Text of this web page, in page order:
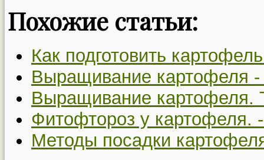
Похожие статьи:
Как подготовить
Выращивание картофеля
Выращивание картофеля.
Фитофтороз у картофеля.
Методы посадки